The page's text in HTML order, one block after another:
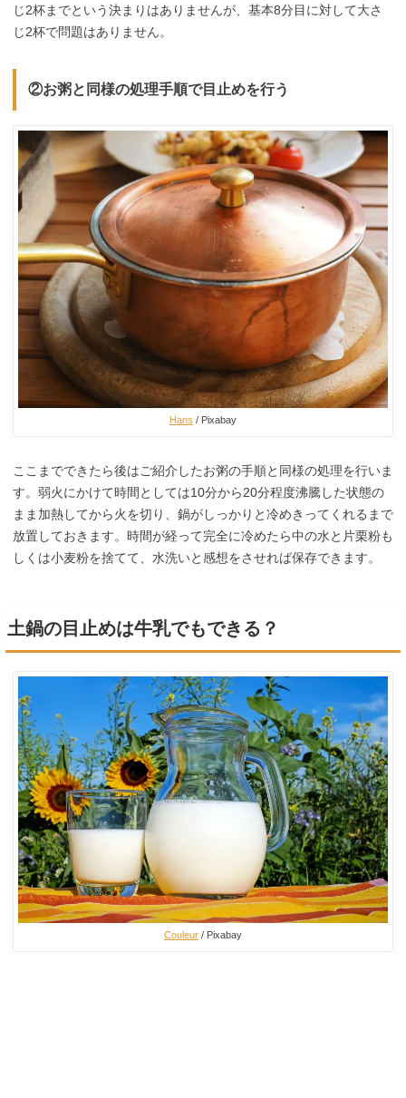
じ2杯までという決まりはありませんが、基本8分目に対して大さ
じ2杯で問題はありません。
②お粥と同様の処理手順で目止めを行う
Hans / Pixabay
ここまでできたら後はご紹介したお粥の手順と同様の処理を行いま
す。弱火にかけて時間としては10分から20分程度沸騰した状態の
まま加熱してから火を切り、鍋がしっかりと冷めきってくれるまで
放置しておきます。時間が経って完全に冷めたら中の水と片栗粉も
しくは小麦粉を捨てて、水洗いと感想をさせれば保存できます。
土鍋の目止めは牛乳でもできる？
Couleur / Pixabay